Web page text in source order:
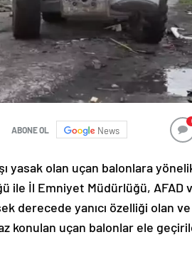
ABONE OL News
yasak olan uçan balonlara
ile İl Emniyet Müdürlüğü, AFAD
derecede yanıcı özelliği olan
konulan uçan balonlar ele